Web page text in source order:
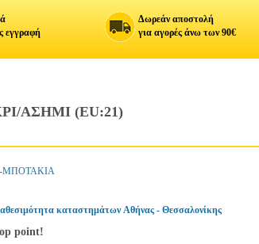
εγγραφή
Δωρεάν αποστολή
για αγορές άνω των 90€
ΑΣΗΜΙ (EU:21)
ΜΠΟΤΑΚΙΑ
καταστημάτων Αθήνας - Θεσσαλονίκης
point!